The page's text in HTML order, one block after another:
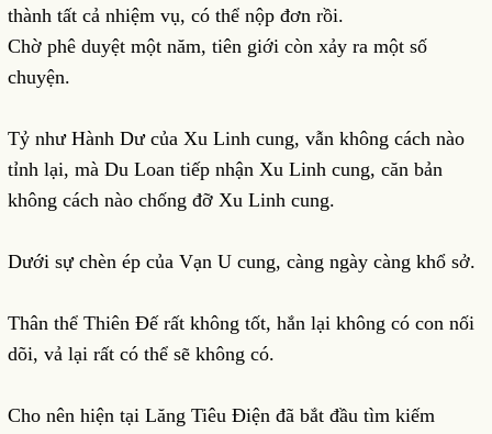
thành tất cả nhiệm vụ, có thể nộp đơn rồi.
Chờ phê duyệt một năm, tiên giới còn xảy ra một số
chuyện.
Tỷ như Hành Dư của Xu Linh cung, vẫn không cách nào
tỉnh lại, mà Du Loan tiếp nhận Xu Linh cung, căn bản
không cách nào chống đỡ Xu Linh cung.
Dưới sự chèn ép của Vạn U cung, càng ngày càng khổ sở.
Thân thể Thiên Đế rất không tốt, hắn lại không có con nối
dõi, vả lại rất có thể sẽ không có.
Cho nên hiện tại Lăng Tiêu Điện đã bắt đầu tìm kiếm